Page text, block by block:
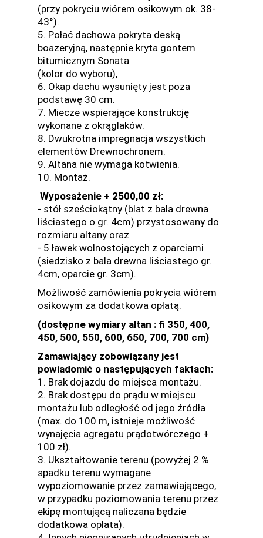
(przy pokryciu wiórem osikowym ok. 38-
43°).
5. Połać dachowa pokryta deską
boazeryjną, następnie kryta gontem
bitumicznym Sonata
(kolor do wyboru),
6. Okap dachu wysunięty jest poza
podstawę 30 cm.
7. Miecze wspierające konstrukcję
wykonane z okrąglaków.
8. Dwukrotna impregnacja wszystkich
elementów Drewnochronem.
9. Altana nie wymaga kotwienia.
10. Montaż.
Wyposażenie + 2500,00 zł:
- stół sześciokątny (blat z bala drewna
liściastego o gr. 4cm) przystosowany do
rozmiaru altany oraz
- 5 ławek wolnostojących z oparciami
(siedzisko z bala drewna liściastego gr.
4cm, oparcie gr. 3cm).
Możliwość zamówienia pokrycia wiórem
osikowym za dodatkowa opłatą.
(dostępne wymiary altan : fi 350, 400,
450, 500, 550, 600, 650, 700, 700 cm)
Zamawiający zobowiązany jest
powiadomić o następujących faktach:
1. Brak dojazdu do miejsca montażu.
2. Brak dostępu do prądu w miejscu
montażu lub odległość od jego źródła
(max. do 100 m, istnieje możliwość
wynajęcia agregatu prądotwórczego +
100 zł).
3. Ukształtowanie terenu (powyżej 2 %
spadku terenu wymagane
wypoziomowanie przez zamawiającego,
w przypadku poziomowania terenu przez
ekipę montującą naliczana będzie
dodatkowa opłata).